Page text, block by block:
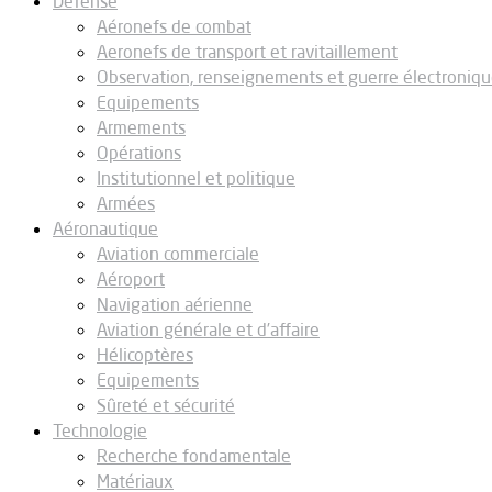
Aéronefs de combat
Aeronefs de transport et ravitaillement
Observation, renseignements et guerre
Equipements
Armements
Opérations
Institutionnel et politique
Armées
Aéronautique
Aviation commerciale
Aéroport
Navigation aérienne
Aviation générale et d’affaire
Hélicoptères
Equipements
Sûreté et sécurité
Technologie
Recherche fondamentale
Matériaux